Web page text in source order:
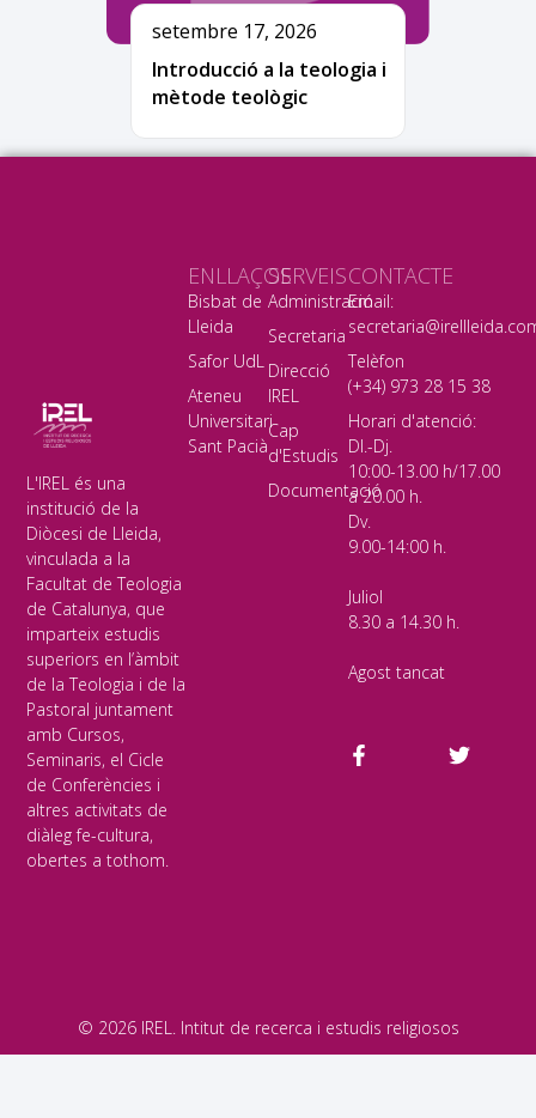
setembre 17, 2026
Introducció a la teologia i
mètode teològic
L'IREL és una
institució de la
Diòcesi de Lleida,
vinculada a la
Facultat de Teologia
de Catalunya, que
imparteix estudis
superiors en l’àmbit
de la Teologia i de la
Pastoral juntament
amb Cursos,
Seminaris, el Cicle
de Conferències i
altres activitats de
diàleg fe-cultura,
obertes a tothom.
SERVEIS
Administració
Secretaria
Direcció
IREL
Cap
d'Estudis
Documentació
ENLLAÇOS
Bisbat de
Lleida
Safor UdL
Ateneu
Universitari
Sant Pacià
CONTACTE
Email:
Telèfon
(+34) 973 28 15 38
Horari d'atenció:
Dl.-Dj.
10:00-13.00 h/17.00
a 20.00 h.
Dv.
9.00-14:00 h.
Juliol
8.30 a 14.30 h.
Agost tancat
© 2026 IREL. Intitut de recerca i estudis religiosos